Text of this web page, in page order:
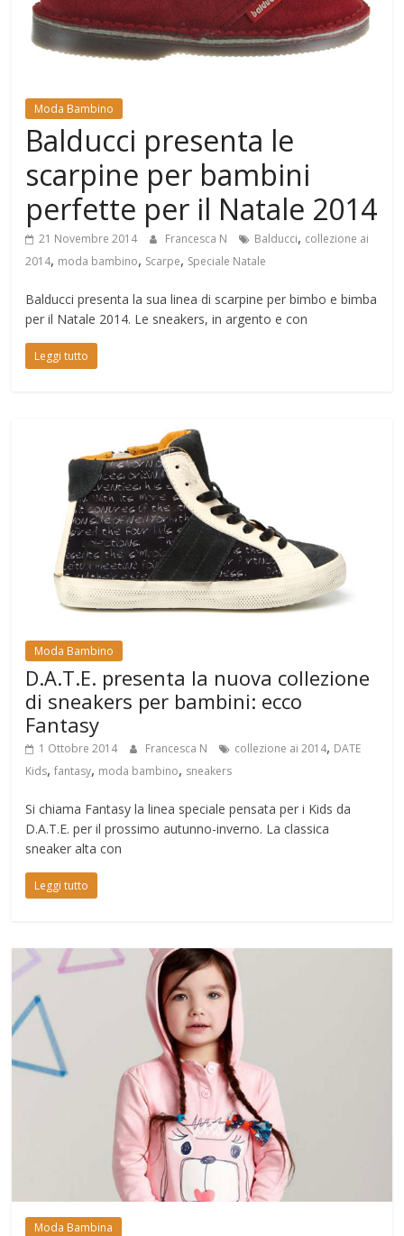
Mondo
Moda Bambino
Balducci presenta le
scarpine per bambini
perfette per il Natale 2014
21 Novembre 2014 Francesca N Balducci, collezione ai
2014, moda bambino, Scarpe, Speciale Natale
Balducci presenta la sua linea di scarpine per bimbo e bimba
per il Natale 2014. Le sneakers, in argento e con
Leggi tutto
Moda Bambino
D.A.T.E. presenta la nuova collezione
di sneakers per bambini: ecco
Fantasy
1 Ottobre 2014 Francesca N collezione ai 2014, DATE
Kids,fantasy, moda bambino, sneakers
Si chiama Fantasy la linea speciale pensata per i Kids da
D.A.T.E. per il prossimo autunno-inverno. La classica
sneaker alta con
Leggi tutto
Moda Bambina